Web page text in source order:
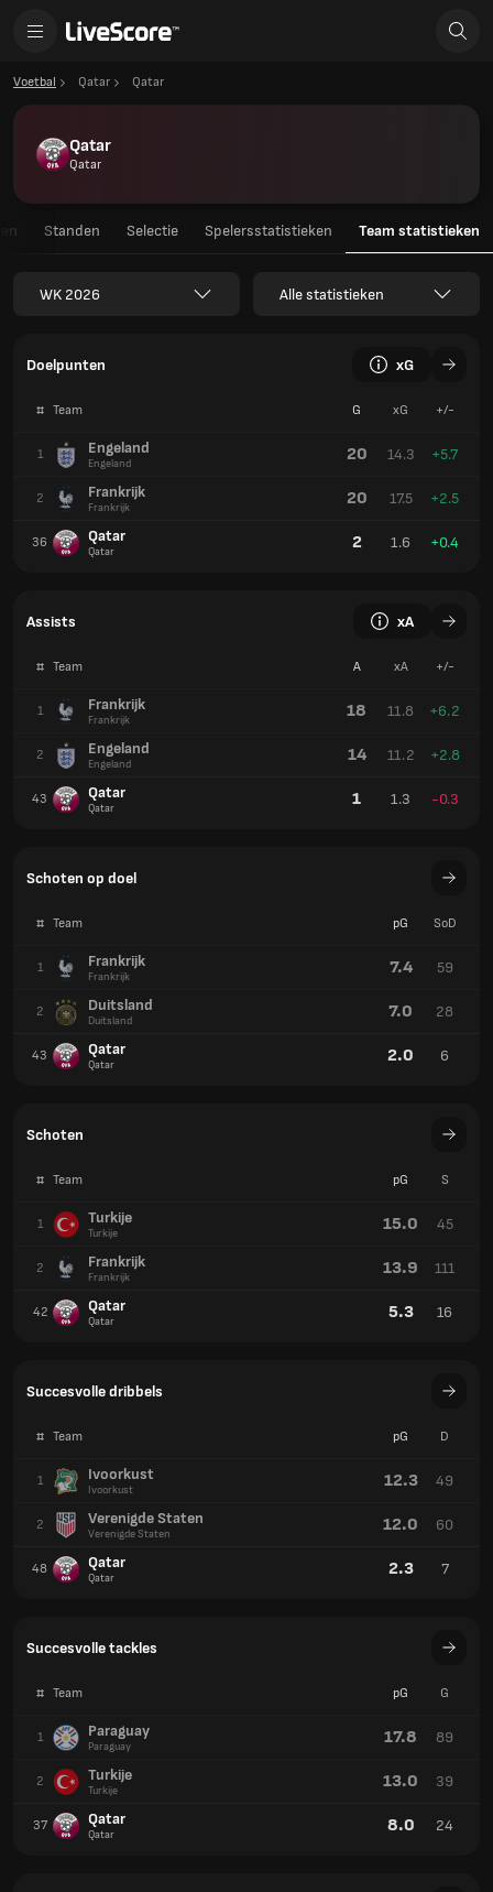
Voetbal Qatar Qatar
Qatar
Qatar
Standen Selectie Spelersstatistieken Team statistieken
WK 2026 Alle statistieken
Doelpunten xG
# Team G xG +/-
1 Engeland
Engeland 20 14.3 +5.7
2 Frankrijk
Frankrijk 20 17.5 +2.5
36 Qatar
Qatar 2 1.6 +0.4
Assists xA
# Team A xA +/-
1 Frankrijk
Frankrijk 18 11.8 +6.2
2 Engeland
Engeland 14 11.2 +2.8
43 Qatar
Qatar 1 1.3 -0.3
Schoten op doel
# Team pG SoD
1 Frankrijk
Frankrijk 7.4 59
2 Duitsland
Duitsland 7.0 28
43 Qatar
Qatar 2.0 6
Schoten
# Team pG S
1 Turkije
Turkije 15.0 45
2 Frankrijk
Frankrijk 13.9 111
42 Qatar
Qatar 5.3 16
Succesvolle dribbels
# Team pG D
1 Ivoorkust
Ivoorkust 12.3 49
2 Verenigde Staten
Verenigde Staten 12.0 60
48 Qatar
Qatar 2.3 7
Succesvolle tackles
# Team pG G
1 Paraguay
Paraguay 17.8 89
2 Turkije
Turkije 13.0 39
37 Qatar
Qatar 8.0 24